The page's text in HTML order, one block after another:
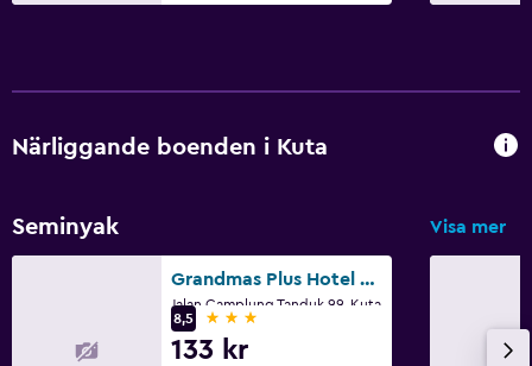
Närliggande boenden i Kuta
Seminyak Visa mer
Grandmas Plus Hotel Seminyak
Jalan Camplung Tanduk 99, Kuta
8,5
3 stjärnor
133 kr